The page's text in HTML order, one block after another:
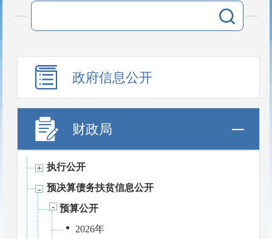
政府信息公开
财政局
执行公开
预决算债务扶贫信息公开
预算公开
2026年